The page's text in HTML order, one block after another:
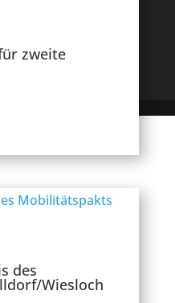
zweite
des
Wiesloch